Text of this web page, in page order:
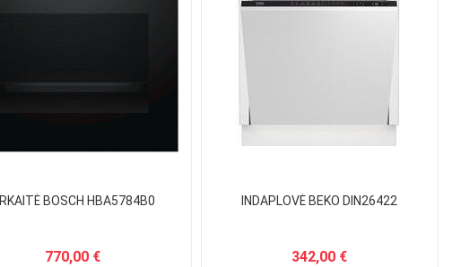
BOSCH HBA5784B0
770,00 €
INDAPLOVĖ BEKO DIN26422
342,00 €